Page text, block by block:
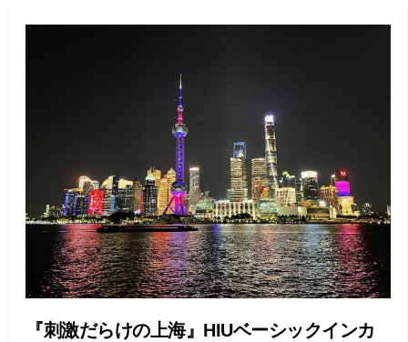
『刺激だらけの上海』HIUベーシックインカ